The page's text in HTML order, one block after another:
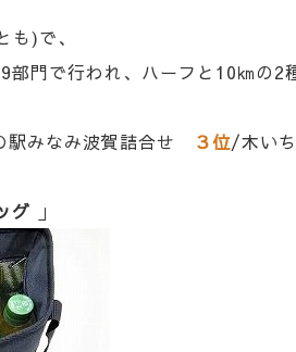
)で、
で行われ、ハーフと10㎞の2種
駅みなみ波賀詰合せ ３位/木い
グ 」